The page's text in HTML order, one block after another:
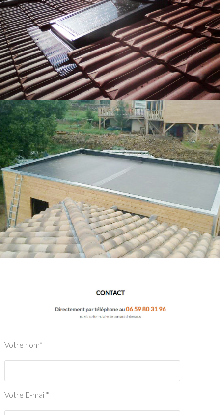
Votre nom*
Votre E-mail*